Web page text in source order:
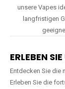
unsere Vapes
langfristigen
ERLEBEN
Entdecken Sie die
Erleben Sie die